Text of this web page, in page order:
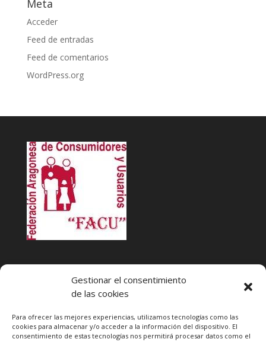
Gestionar el consentimiento
de las cookies
Para ofrecer las mejores experiencias, utilizamos tecnologías como las
cookies para almacenar y/o acceder a la información del dispositivo. El
consentimiento de estas tecnologías nos permitirá procesar datos como el
Meta
Acceder
Feed de entradas
Feed de comentarios
WordPress.org
MARTES Y JUEVES de17:00 a 20 horas
Teléfono de contacto976 13 47 92